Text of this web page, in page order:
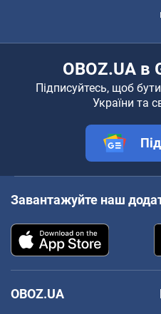
OBOZ.UA в
Підписуйтесь, щоб
України та
Завантажуйте наш
OBOZ.UA